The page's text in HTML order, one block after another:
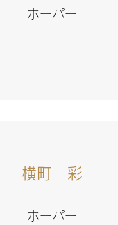
ホーパー
横町 彩
​ホーパー